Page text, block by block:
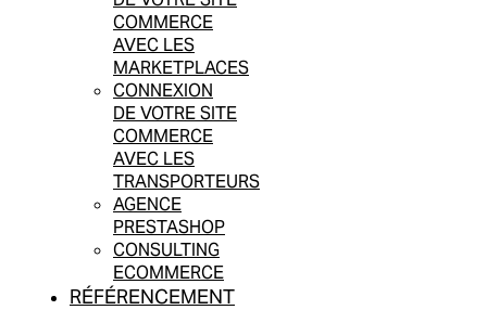
COMMERCE
AVEC LES
MARKETPLACES
CONNEXION
DE VOTRE SITE
COMMERCE
AVEC LES
TRANSPORTEURS
AGENCE
PRESTASHOP
CONSULTING
ECOMMERCE
RÉFÉRENCEMENT